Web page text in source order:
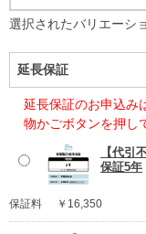
選択されたバリエーシ
延長保証
延長保証のお申込み
物かごボタンを押し
【代引
保証5年
保証料 ￥16,350